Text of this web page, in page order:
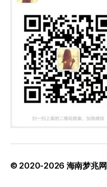
© 2020-2026 海南梦兆网